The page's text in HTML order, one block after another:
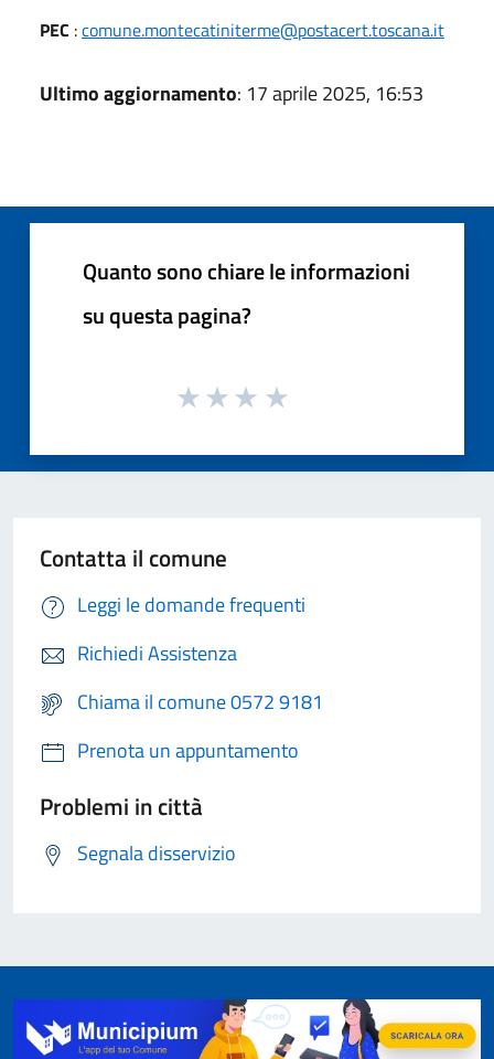
PEC :comune.montecatiniterme@postacert.toscana.it
Ultimo aggiornamento: 17 aprile 2025, 16:53
Quanto sono chiare le informazioni
su questa pagina?
Contatta il comune
Leggi le domande frequenti
Richiedi Assistenza
Chiama il comune 0572 9181
Prenota un appuntamento
Problemi in città
Segnala disservizio